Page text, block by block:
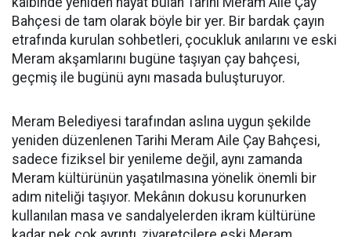
Bahçesi de tam olarak böyle bir yer. Bir bardak çayın
etrafında kurulan sohbetleri, çocukluk anılarını ve eski
Meram akşamlarını bugüne taşıyan çay bahçesi,
geçmiş ile bugünü aynı masada buluşturuyor.
Meram Belediyesi tarafından aslına uygun şekilde
yeniden düzenlenen Tarihi Meram Aile Çay Bahçesi,
sadece fiziksel bir yenileme değil, aynı zamanda
Meram kültürünün yaşatılmasına yönelik önemli bir
adım niteliği taşıyor. Mekânın dokusu korunurken
kullanılan masa ve sandalyelerden ikram kültürüne